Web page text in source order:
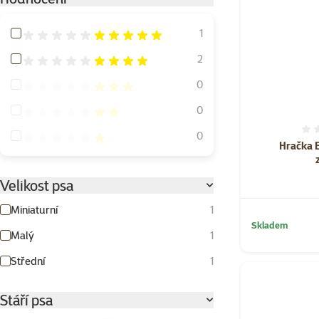
Hodnocení 100%
1
Hodnocení 80%
2
Hodnocení 60%
0
Hodnocení 40%
0
Hodnocení 20%
0
Velikost psa
Miniaturní
1
Malý
1
Střední
1
Stáří psa
Hračka
Skladem